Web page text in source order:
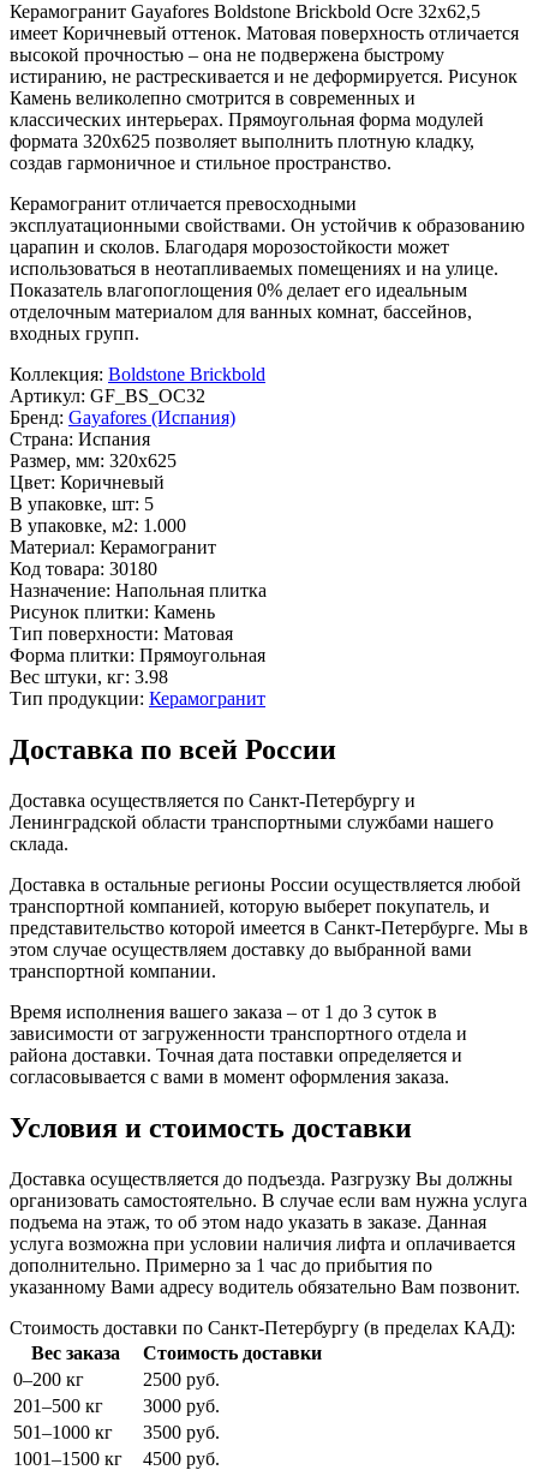
Керамогранит Gayafores Boldstone Brickbold Ocre 32x62,5
имеет Коричневый оттенок. Матовая поверхность отличается
высокой прочностью – она не подвержена быстрому
истиранию, не растрескивается и не деформируется. Рисунок
Камень великолепно смотрится в современных и
классических интерьерах. Прямоугольная форма модулей
формата 320x625 позволяет выполнить плотную кладку,
создав гармоничное и стильное пространство.
Керамогранит отличается превосходными
эксплуатационными свойствами. Он устойчив к образованию
царапин и сколов. Благодаря морозостойкости может
использоваться в неотапливаемых помещениях и на улице.
Показатель влагопоглощения 0% делает его идеальным
отделочным материалом для ванных комнат, бассейнов,
входных групп.
Коллекция: Boldstone Brickbold
Артикул: GF_BS_OC32
Бренд: Gayafores (Испания)
Страна: Испания
Размер, мм: 320x625
Цвет: Коричневый
В упаковке, шт: 5
В упаковке, м2: 1.000
Материал: Керамогранит
Код товара: 30180
Назначение: Напольная плитка
Рисунок плитки: Камень
Тип поверхности: Матовая
Форма плитки: Прямоугольная
Вес штуки, кг: 3.98
Тип продукции: Керамогранит
Доставка по всей России
Доставка осуществляется по Санкт-Петербургу и
Ленинградской области транспортными службами нашего
склада.
Доставка в остальные регионы России осуществляется любой
транспортной компанией, которую выберет покупатель, и
представительство которой имеется в Санкт-Петербурге. Мы в
этом случае осуществляем доставку до выбранной вами
транспортной компании.
Время исполнения вашего заказа – от 1 до 3 суток в
зависимости от загруженности транспортного отдела и
района доставки. Точная дата поставки определяется и
согласовывается с вами в момент оформления заказа.
Условия и стоимость доставки
Доставка осуществляется до подъезда. Разгрузку Вы должны
организовать самостоятельно. В случае если вам нужна услуга
подъема на этаж, то об этом надо указать в заказе. Данная
услуга возможна при условии наличия лифта и оплачивается
дополнительно. Примерно за 1 час до прибытия по
указанному Вами адресу водитель обязательно Вам позвонит.
Стоимость доставки по Санкт-Петербургу (в пределах КАД):
Вес заказа
Стоимость доставки
0–200 кг
2500 руб.
201–500 кг
3000 руб.
501–1000 кг
3500 руб.
1001–1500 кг
4500 руб.